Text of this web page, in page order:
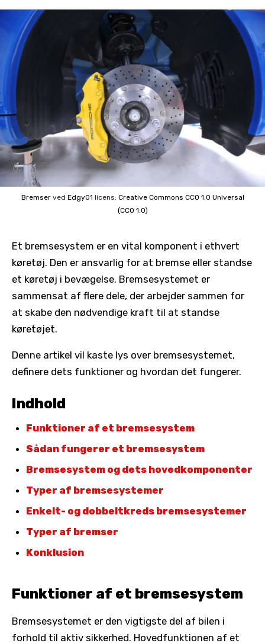
Bremser ved Edgy01 licens: Creative Commons CC0 1.0 Universal
(CC0 1.0)
Et bremsesystem er en vital komponent i ethvert
køretøj. Den er ansvarlig for at bremse eller standse
et køretøj i bevægelse. Bremsesystemet er
sammensat af flere dele, der arbejder sammen for
at skabe den nødvendige kraft til at standse
køretøjet.
Denne artikel vil kaste lys over bremsesystemet,
definere dets funktioner og hvordan det fungerer.
Indhold
Funktioner af et bremsesystem
Sådan fungerer et bremsesystem
Bremsesystem og dets hovedkomponenter
Typer af bremsesystemer
Enkelt- og dobbeltkreds bremsesystemer
Typer af bremser
Konklusion
Funktioner af et bremsesystem
Bremsesystemet er den vigtigste del af bilen i
forhold til aktiv sikkerhed. Hovedfunktionen af et